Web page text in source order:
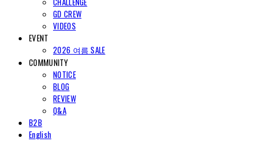
GD CREW
VIDEOS
EVENT
2026 여름 SALE
COMMUNITY
NOTICE
BLOG
REVIEW
Q&A
B2B
English